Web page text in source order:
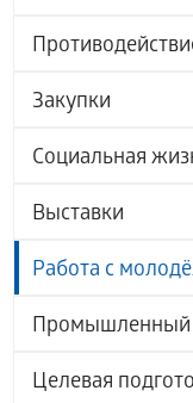
Закупки
Социальная
Выставки
Работа с
Промышленный
Целевая